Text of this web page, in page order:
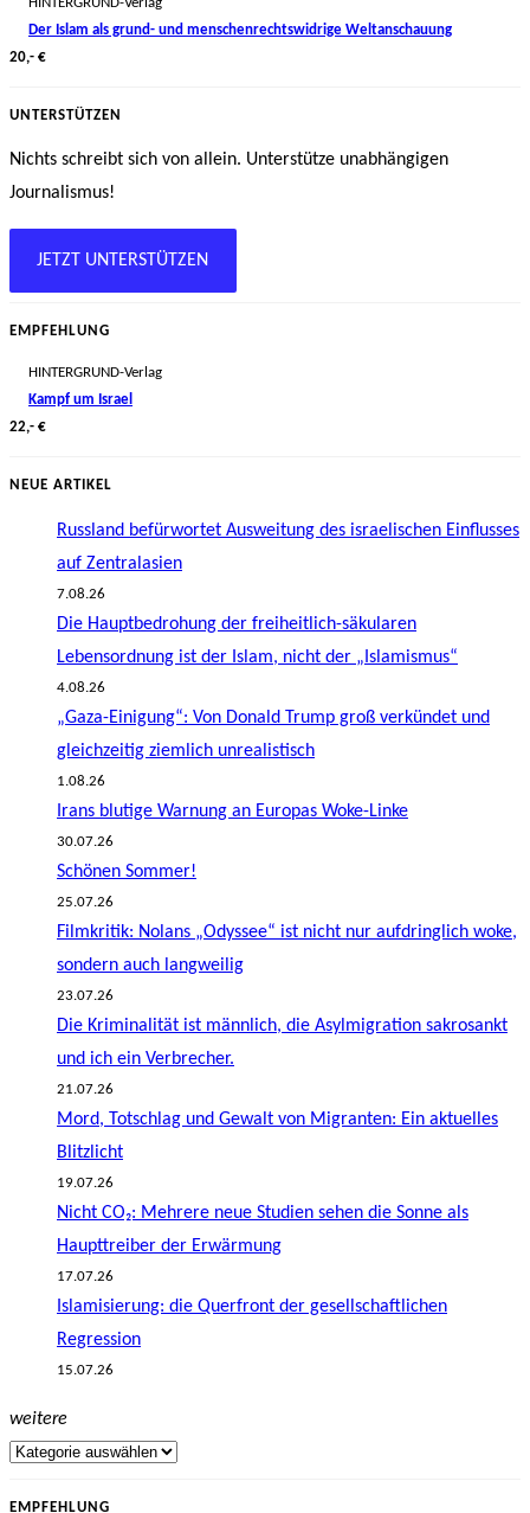
Der Islam als grund- und menschenrechtswidrige Weltanschauung
20,- €
UNTERSTÜTZEN
Nichts schreibt sich von allein. Unterstütze unabhängigen
Journalismus!
JETZT UNTERSTÜTZEN
EMPFEHLUNG
HINTERGRUND-Verlag
Kampf um Israel
22,- €
NEUE ARTIKEL
Russland befürwortet Ausweitung des israelischen Einflusses
auf Zentralasien
7.08.26
Die Hauptbedrohung der freiheitlich-säkularen
Lebensordnung ist der Islam, nicht der „Islamismus“
4.08.26
„Gaza-Einigung“: Von Donald Trump groß verkündet und
gleichzeitig ziemlich unrealistisch
1.08.26
Irans blutige Warnung an Europas Woke-Linke
30.07.26
Schönen Sommer!
25.07.26
Filmkritik: Nolans „Odyssee“ ist nicht nur aufdringlich woke,
sondern auch langweilig
23.07.26
Die Kriminalität ist männlich, die Asylmigration sakrosankt
und ich ein Verbrecher.
21.07.26
Mord, Totschlag und Gewalt von Migranten: Ein aktuelles
Blitzlicht
19.07.26
Nicht CO₂: Mehrere neue Studien sehen die Sonne als
Haupttreiber der Erwärmung
17.07.26
Islamisierung: die Querfront der gesellschaftlichen
Regression
15.07.26
weitere
EMPFEHLUNG